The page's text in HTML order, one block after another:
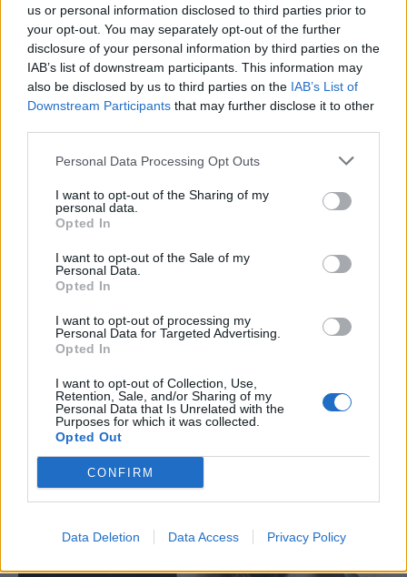
us or personal information disclosed to third parties prior to
your opt-out. You may separately opt-out of the further
disclosure of your personal information by third parties on the
IAB’s list of downstream participants. This information may
also be disclosed by us to third parties on the IAB’s List of
Downstream Participants that may further disclose it to other
Personal Data Processing Opt Outs
I want to opt-out of the Sharing of my
personal data.
Opted In
I want to opt-out of the Sale of my
Personal Data.
Opted In
I want to opt-out of processing my
Personal Data for Targeted Advertising.
Opted In
I want to opt-out of Collection, Use,
Retention, Sale, and/or Sharing of my
Personal Data that Is Unrelated with the
Purposes for which it was collected.
Opted Out
CONFIRM
Data Deletion Data Access Privacy Policy